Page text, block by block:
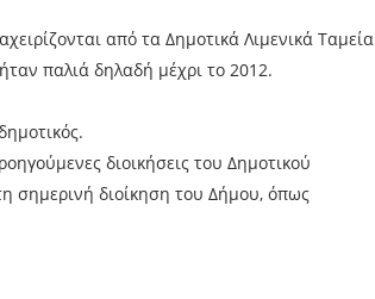
από τα Δημοτικά Λιμενικά Ταμεία
παλιά δηλαδή μέχρι το 2012.
διοικήσεις του Δημοτικού
σημερινή διοίκηση του Δήμου, όπως